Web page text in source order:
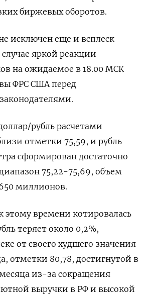
биржевых оборотов.
исключен еще и всплеск
яркой реакции
на ожидаемое в 18.00 МСК
ФРС США перед
рубль расчетами
отметки 75,59, и рубль
сформирован достаточно
75,22-75,69, объем
миллионов.
этому времени котировалась
теряет около 0,2%,
от своего худшего значения
отметки 80,78, достигнутой в
из-за сокращения
выручки в РФ и высокой